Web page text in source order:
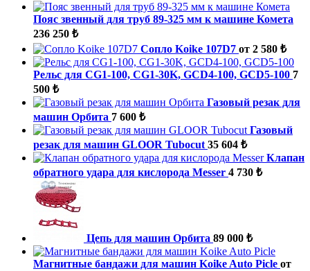
Пояс звенный для труб 89-325 мм к машине Комета
236 250 ₺
Сопло Koike 107D7 от 2 580 ₺
Рельс для CG1-100, CG1-30K, GCD4-100, GCD5-100 7
500 ₺
Газовый резак для
машин Орбита 7 600 ₺
Газовый
резак для машин GLOOR Tubocut 35 604 ₺
Клапан
обратного удара для кислорода Messer 4 730 ₺
Цепь для машин Орбита 89 000 ₺
Магнитные бандажи для машин Koike Auto Picle от